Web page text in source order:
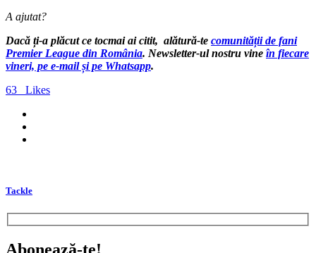
A ajutat?
Dacă ți-a plăcut ce tocmai ai citit, alătură-te comunității de fani
Premier League din România. Newsletter-ul nostru vine în fiecare
vineri, pe e-mail și pe Whatsapp.
63
Likes
Tackle